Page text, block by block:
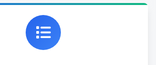
автомобилей в отличном
где вы можете найти подробную
о каждом авто.